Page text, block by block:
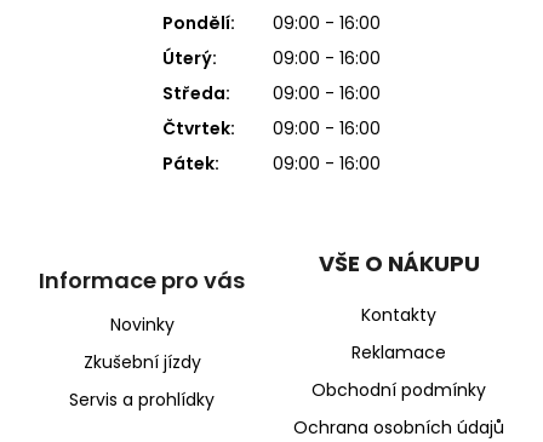
Pondělí:
09:00 - 16:00
Úterý:
09:00 - 16:00
Středa:
09:00 - 16:00
Čtvrtek:
09:00 - 16:00
Pátek:
09:00 - 16:00
Informace pro vás
Novinky
Zkušební jízdy
Servis a prohlídky
VŠE O NÁKUPU
Kontakty
Reklamace
Obchodní podmínky
Ochrana osobních údajů